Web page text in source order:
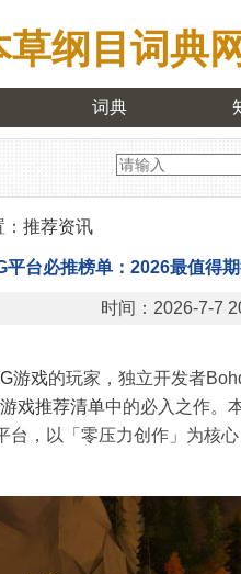
草纲目词典网
词典
推荐资讯
平台必推榜单：2026最值得
时间：2026-7-7
游戏的玩家，独立开发者
戏推荐清单中的必入之作。
台，以「零压力创作」为核